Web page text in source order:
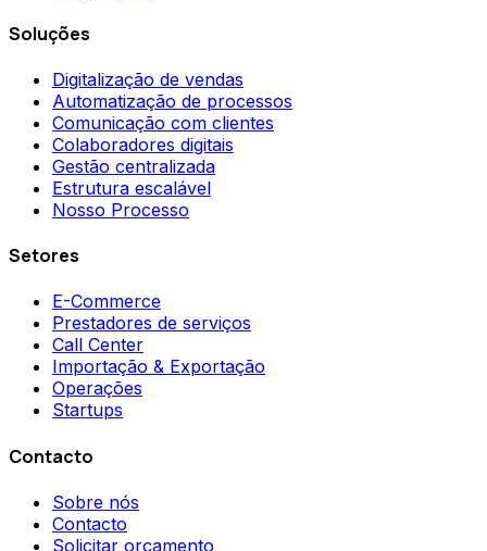
Soluções
Digitalização de vendas
Automatização de processos
Comunicação com clientes
Colaboradores digitais
Gestão centralizada
Estrutura escalável
Nosso Processo
Setores
E-Commerce
Prestadores de serviços
Call Center
Importação & Exportação
Operações
Startups
Contacto
Sobre nós
Contacto
Solicitar orçamento